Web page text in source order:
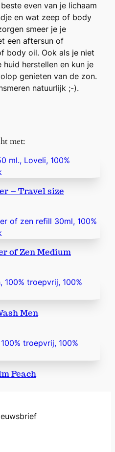
even van je lichaam
en wat zeep of body
smeer je je
een aftersun of
body oil. Ook als je niet
herstellen en kun je
genieten van de zon.
natuurlijk ;-).
met:
– Travel size
of Zen Medium
Men
Peach